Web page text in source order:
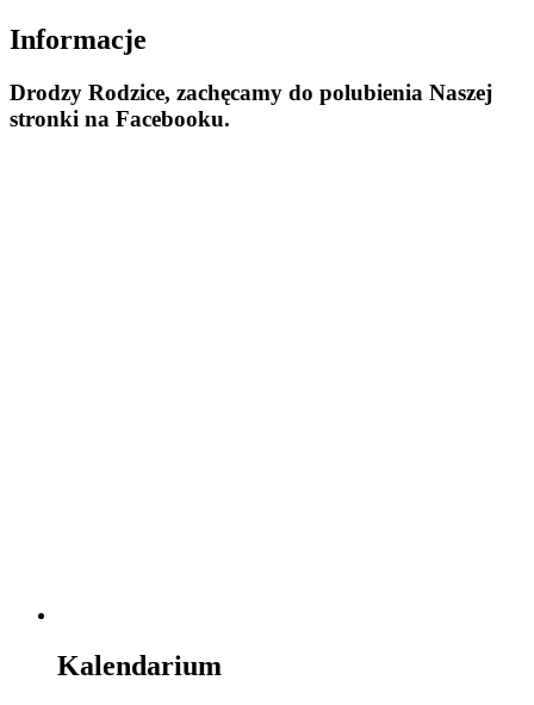
Informacje
Drodzy Rodzice, zachęcamy do polubienia Naszej
stronki na Facebooku.
Kalendarium